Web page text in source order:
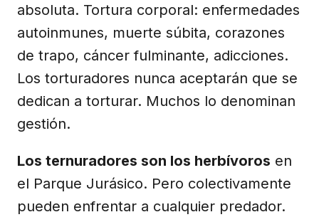
absoluta. Tortura corporal: enfermedades
autoinmunes, muerte súbita, corazones
de trapo, cáncer fulminante, adicciones.
Los torturadores nunca aceptarán que se
dedican a torturar. Muchos lo denominan
gestión.
Los ternuradores son los herbívoros en
el Parque Jurásico. Pero colectivamente
pueden enfrentar a cualquier predador.